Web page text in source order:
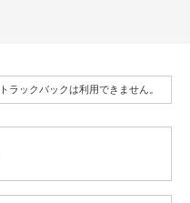
トラックバックは利用できません。